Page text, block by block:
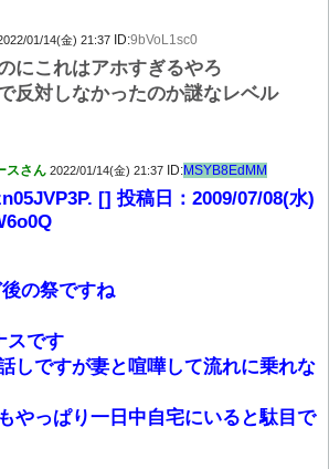
01/14(金) 21:37 ID:9bVoL1sc0
にこれはアホすぎるやろ
反対しなかったのか謎なレベル
スさん 2022/01/14(金) 21:37 ID:MSYB8EdMM
[] 投稿日：2009/07/08(水)
の祭ですね
スです
しですが妻と喧嘩して流れに乗れな
やっぱり一日中自宅にいると駄目で